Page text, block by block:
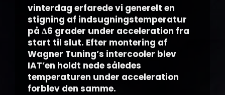
vinterdag erfarede vi generelt en
stigning af indsugningstemperatur
på Δ6 grader under acceleration fra
start til slut. Efter montering af
Wagner Tuning’s intercooler blev
IAT’en holdt nede således
temperaturen under acceleration
forblev den samme.